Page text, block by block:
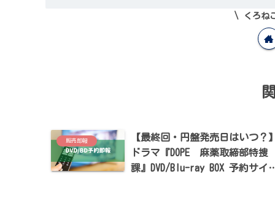
くろね
販売即報
【最終回・円盤発売日はいつ？】
ドラマ『DOPE 麻薬取締部特捜
課』DVD/Blu-ray BOX 予約サイ